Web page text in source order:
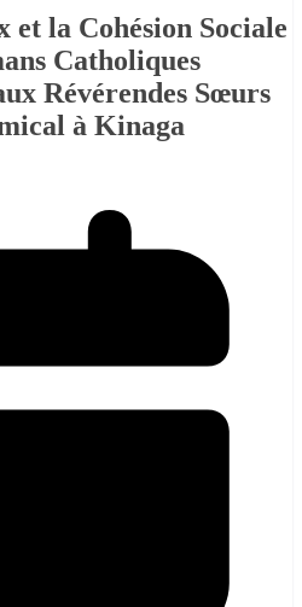
la Cohésion Sociale
Catholiques
Révérendes Sœurs
à Kinaga